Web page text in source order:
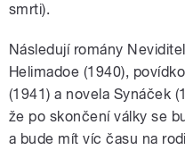
smrti).
Následují romány
Helimadoe (1940),
(1941) a novela Synáček
že po skončení války se
a bude mít víc času na